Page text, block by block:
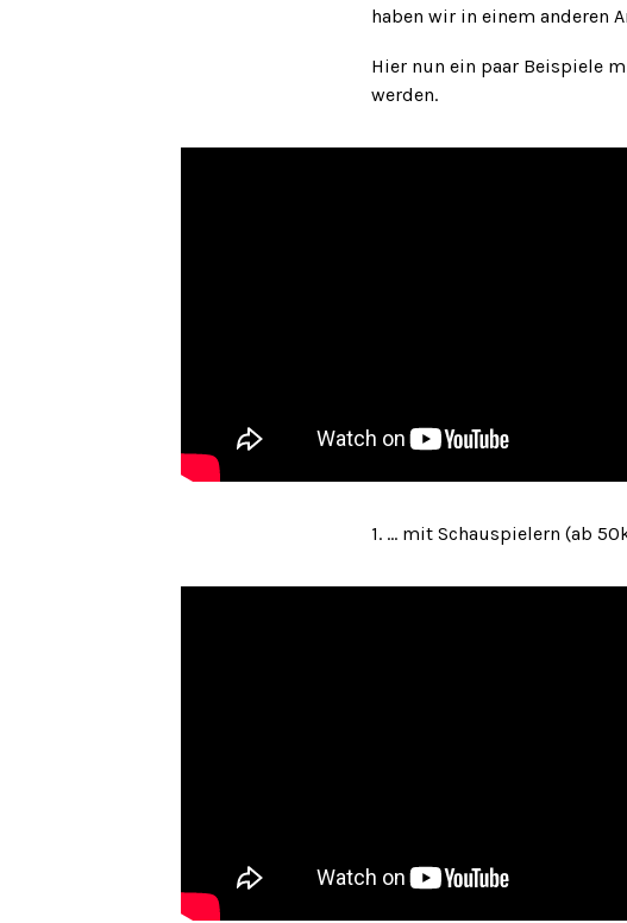
haben wir in einem anderen
Hier nun ein paar Beispiele
werden.
1. ... mit Schauspielern (ab